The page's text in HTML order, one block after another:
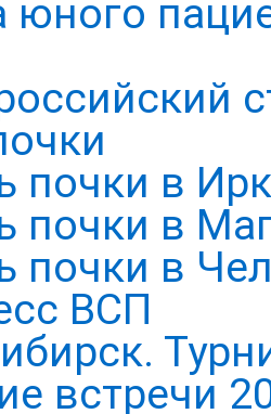
почки в
почки в
почки в
ВСП
встречи